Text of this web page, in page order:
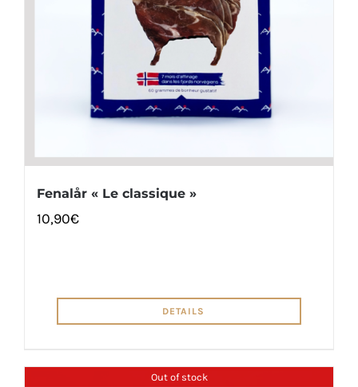
Fenalår « Le classique »
10,90€
DETAILS
Out of stock